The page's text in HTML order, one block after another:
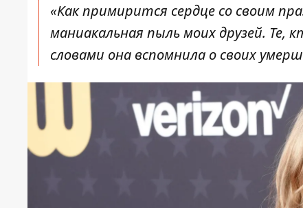
«Как примирится сердце со своим
маниакальная пыль моих друзей. Те,
словами она вспомнила о своих